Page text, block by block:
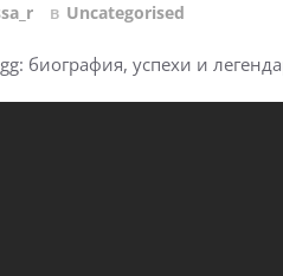
в Uncategorised